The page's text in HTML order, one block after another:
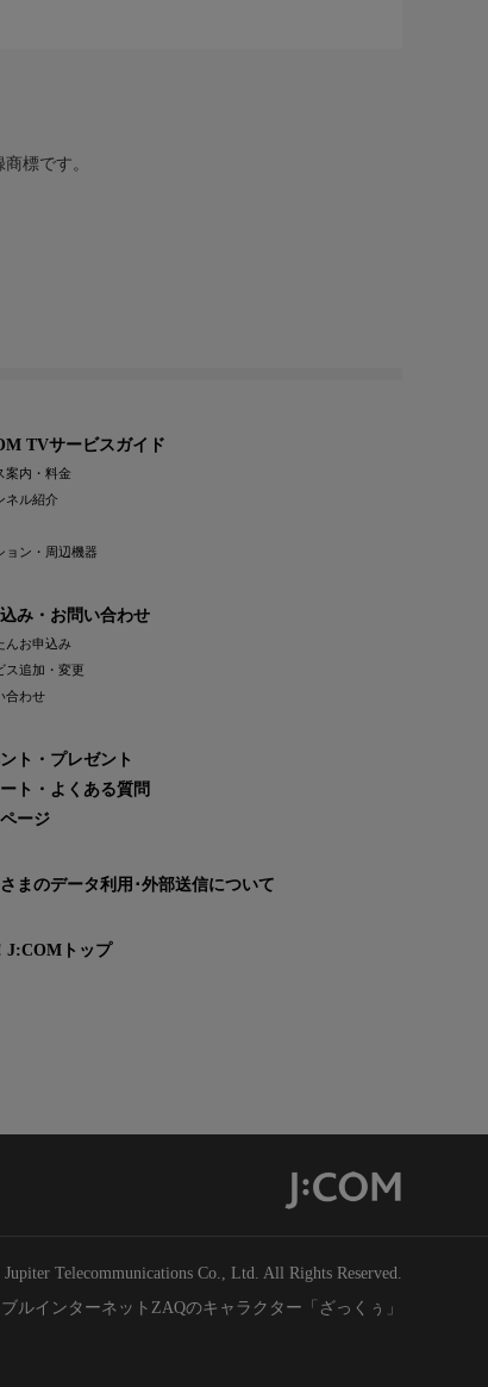
標です。
TVサービスガイド
案内・料金
ネル紹介
ョン・周辺機器
み・お問い合わせ
んお申込み
ス追加・変更
合わせ
ト・プレゼント
ト・よくある質問
ージ
まのデータ利用･外部送信について
J:COMトップ
Telecommunications Co., Ltd. All Rights Reserved.
ルインターネットZAQのキャラクター「ざっくぅ」